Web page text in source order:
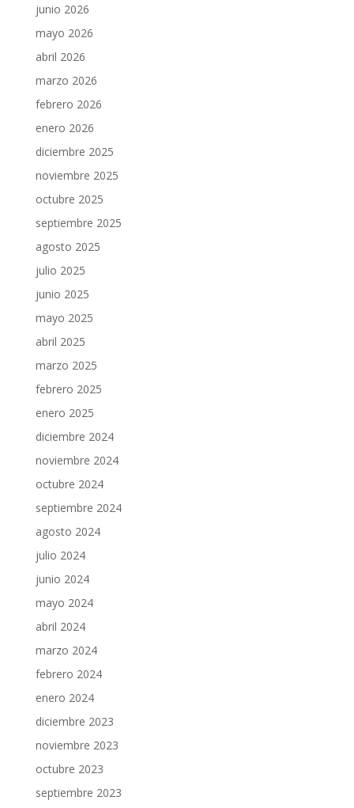
junio 2026
mayo 2026
abril 2026
marzo 2026
febrero 2026
enero 2026
diciembre 2025
noviembre 2025
octubre 2025
septiembre 2025
agosto 2025
julio 2025
junio 2025
mayo 2025
abril 2025
marzo 2025
febrero 2025
enero 2025
diciembre 2024
noviembre 2024
octubre 2024
septiembre 2024
agosto 2024
julio 2024
junio 2024
mayo 2024
abril 2024
marzo 2024
febrero 2024
enero 2024
diciembre 2023
noviembre 2023
octubre 2023
septiembre 2023